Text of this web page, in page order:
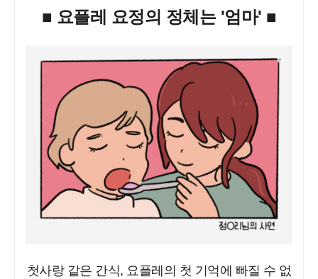
■ 요플레 요정의 정체는 '엄마' ■
첫사랑 같은 간식, 요플레의 첫 기억에 빠질 수 없